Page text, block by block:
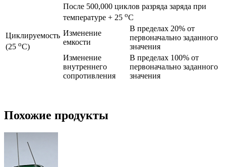
Циклируемость
(25 oC)
После 500,000 циклов разряда заряда при
температуре + 25 oC
Изменение
емкости
В пределах 20% от
первоначально заданного
значения
Изменение
внутреннего
сопротивления
В пределах 100% от
первоначально заданного
значения
Похожие продукты